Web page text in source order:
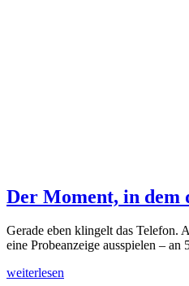
Der Moment, in dem
Gerade eben klingelt das Telefon.
eine Probeanzeige ausspielen –
weiterlesen